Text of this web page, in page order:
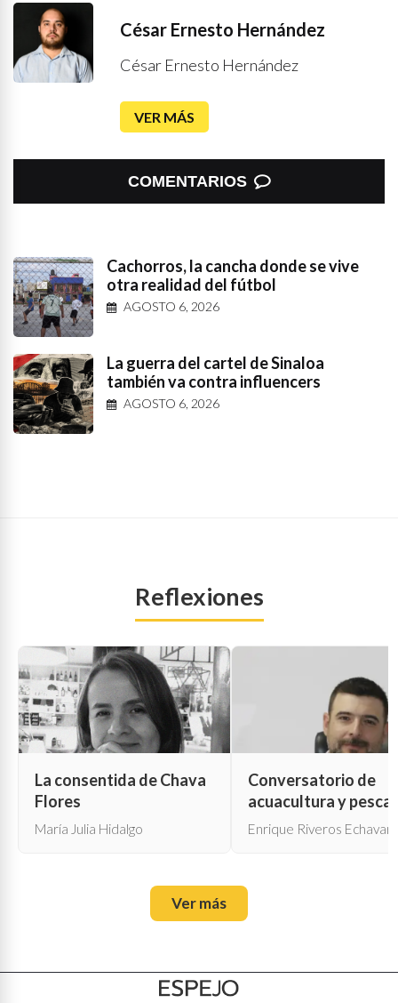
César Ernesto Hernández
César Ernesto Hernández
VER MÁS
COMENTARIOS
Cachorros, la cancha donde se vive
otra realidad del fútbol
AGOSTO 6, 2026
La guerra del cartel de Sinaloa
también va contra influencers
AGOSTO 6, 2026
Reflexiones
La consentida de Chava
Flores
María Julia Hidalgo
Conversatorio de
acuacultura y pesca
Enrique Riveros
Ver más